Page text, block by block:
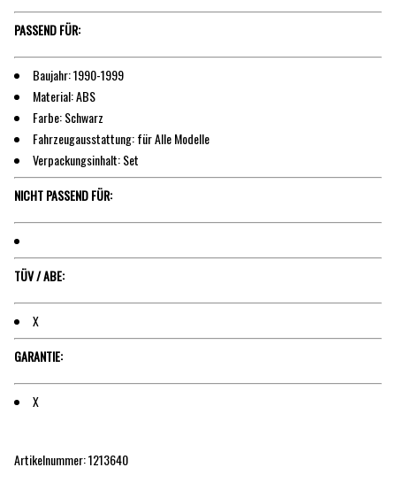
PASSEND FÜR:
Baujahr: 1990-1999
Material: ABS
Farbe: Schwarz
Fahrzeugausstattung: für Alle Modelle
Verpackungsinhalt: Set
NICHT PASSEND FÜR:
TÜV / ABE:
X
GARANTIE:
X
Artikelnummer: 1213640